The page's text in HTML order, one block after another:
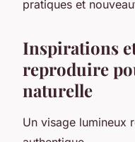
pratiques et
Inspirations
reproduire
naturelle
Un visage lumineux